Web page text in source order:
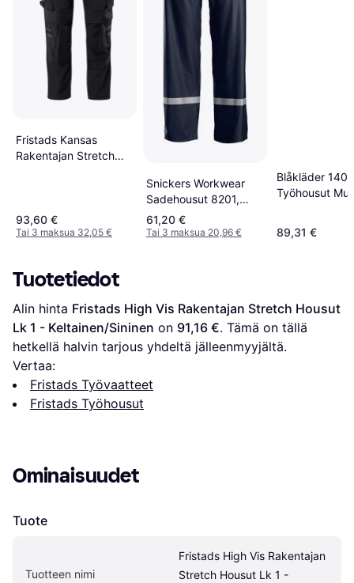
Fristads Kansas
Rakentajan Stretch
93,60 €
Tai 3 maksua 32,05 €
Snickers Workwear
Sadehousut 8201,
tummansininen
61,20 €
Tai 3 maksua 20,96 €
Blåkläder
Työhousut
89,31 €
Tuotetiedot
Alin hinta Fristads High Vis Rakentajan Stretch Housut
Lk 1 - Keltainen/Sininen on 91,16 €. Tämä on tällä
hetkellä halvin tarjous yhdeltä jälleenmyyjältä.
Vertaa:
Fristads Työvaatteet
Fristads Työhousut
Ominaisuudet
Tuote
Tuotteen nimi
Fristads High Vis Rakentajan
Stretch Housut Lk 1 -